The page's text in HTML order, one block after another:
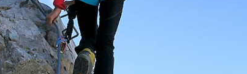
von
Kondition (Tourdauer):
von